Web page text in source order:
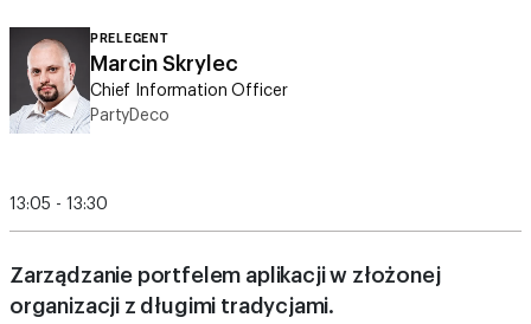
PRELEGENT
Marcin Skrylec
Chief Information Officer
PartyDeco
13:05 - 13:30
Zarządzanie portfelem aplikacji w złożonej
organizacji z długimi tradycjami.